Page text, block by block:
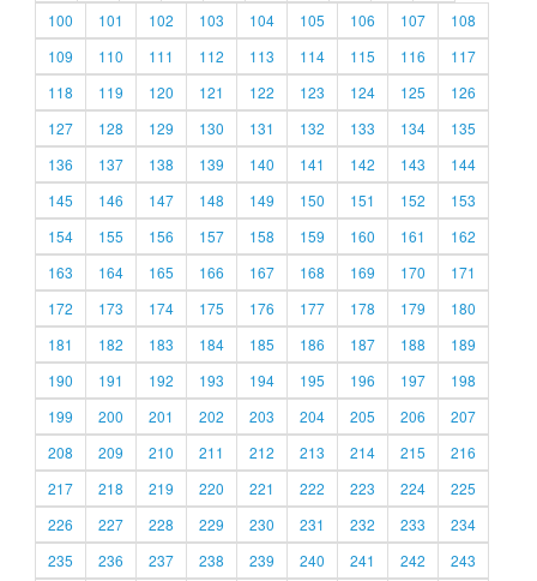
100
101 102 103 104 105 106 107
108
109
110 111 112 113 114 115 116
117
118
119 120 121 122 123 124 125
126
127
128 129 130 131 132 133 134
135
136
137 138 139 140 141 142 143
144
145
146 147 148 149 150 151 152
153
154
155 156 157 158 159 160 161
162
163
164 165 166 167 168 169 170
171
172
173 174 175 176 177 178 179
180
181
182 183 184 185 186 187 188
189
190
191 192 193 194 195 196 197
198
199
200 201 202 203 204 205 206
207
208
209 210 211 212 213 214 215
216
217
218 219 220 221 222 223 224
225
226
227 228 229 230 231 232 233
234
235
236 237 238 239 240 241 242 243